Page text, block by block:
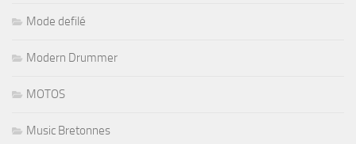
Mode defilé
Modern Drummer
MOTOS
Music Bretonnes